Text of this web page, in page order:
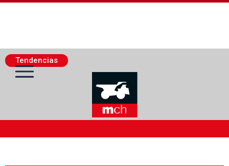
Tendencias
Actualidad Minera